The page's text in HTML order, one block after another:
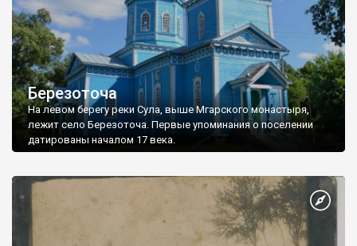
Березоточа
На левом берегу реки Сула, выше Мгарского монастыря,
лежит село Березоточа. Первые упоминания о поселении
датированы началом 17 века.